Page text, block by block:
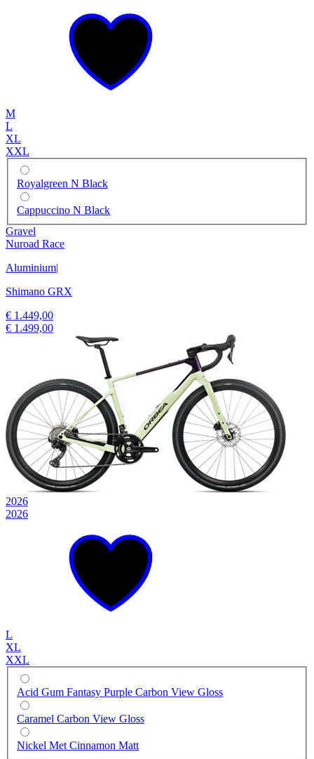
M
L
XL
XXL
Royalgreen N Black
Cappuccino N Black
Gravel
Nuroad Race
Aluminium|
Shimano GRX
€ 1.449,00
€ 1.499,00
2026
2026
L
XL
XXL
Acid Gum Fantasy Purple Carbon View Gloss
Caramel Carbon View Gloss
Nickel Met Cinnamon Matt